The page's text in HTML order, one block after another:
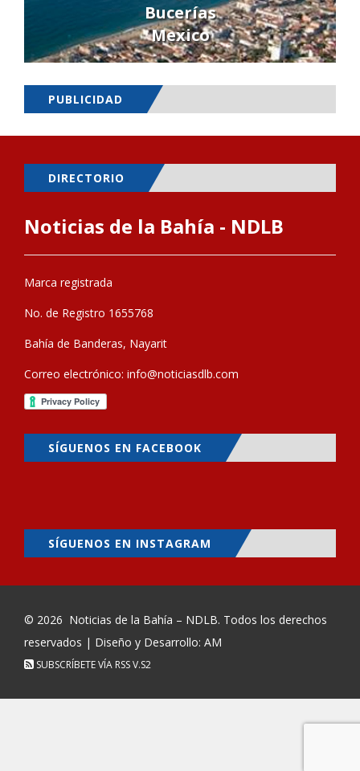
Bucerías
Mexico
PUBLICIDAD
DIRECTORIO
Noticias de la Bahía - NDLB
Marca registrada
No. de Registro 1655768
Bahía de Banderas, Nayarit
Correo electrónico: info@noticiasdlb.com
SÍGUENOS EN FACEBOOK
SÍGUENOS EN INSTAGRAM
© 2026 Noticias de la Bahía – NDLB. Todos los derechos
reservados | Diseño y Desarrollo: AM
SUBSCRÍBETE VÍA RSSV.S2